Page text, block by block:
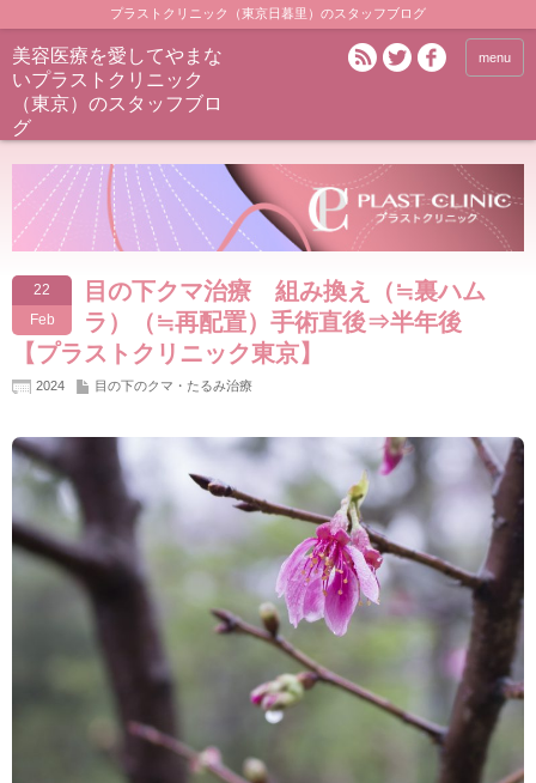
プラストクリニック（東京日暮里）のスタッフブログ
美容医療を愛してやまな
いプラストクリニック
（東京）のスタッフブロ
グ
menu
22
Feb
目の下クマ治療 組み換え（≒裏ハム
ラ）（≒再配置）手術直後⇒半年後
【プラストクリニック東京】
2024 目の下のクマ・たるみ治療